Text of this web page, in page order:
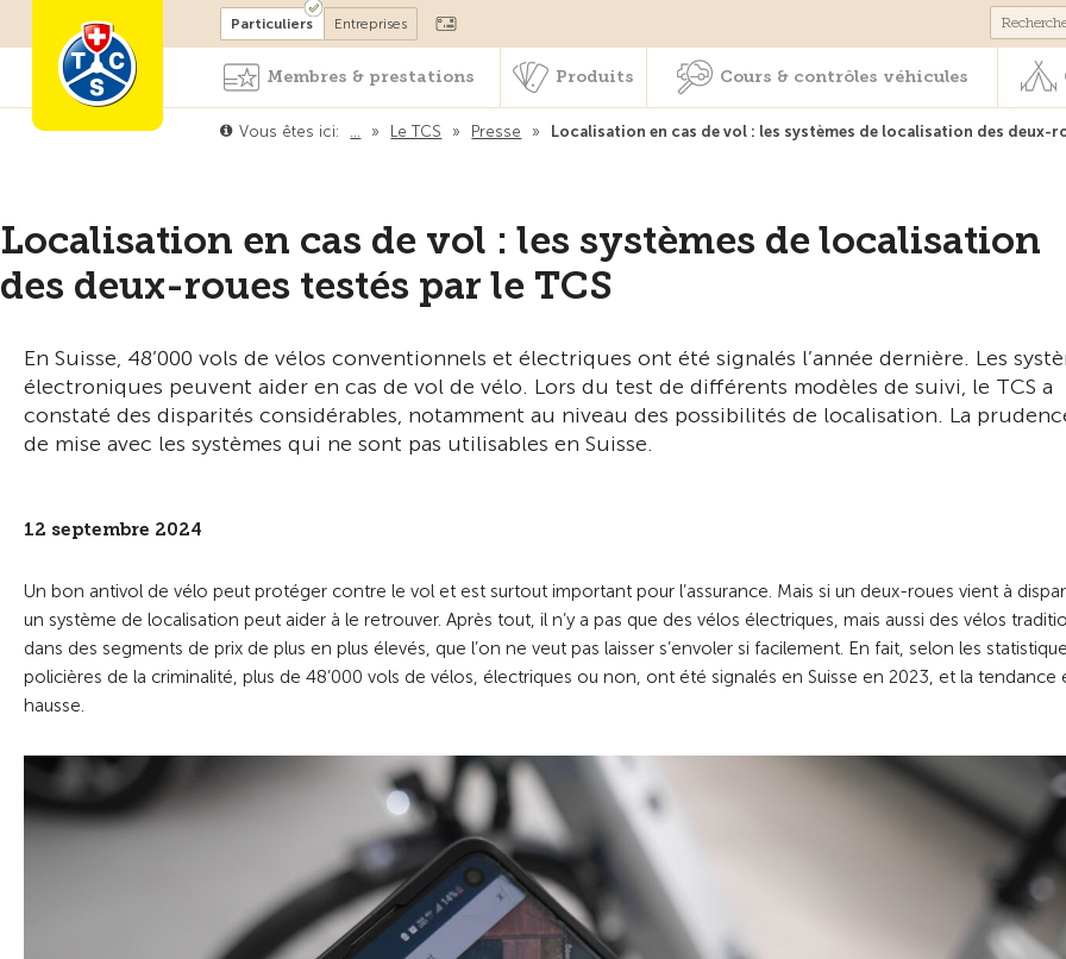
Devenir membre Cours & contrôles
Particuliers Entreprises
Membres & prestations Produits Cours & contrôles véhicules
Vous êtes ici: … » Le TCS » Presse » Localisation en cas de vol : les systèmes de localisation des deux-
Localisation en cas de vol : les systèmes de localisation
des deux-roues testés par le TCS
En Suisse, 48’000 vols de vélos conventionnels et électriques ont été signalés l’année dernière. Les
électroniques peuvent aider en cas de vol de vélo. Lors du test de différents modèles de suivi, le TCS a
constaté des disparités considérables, notamment au niveau des possibilités de localisation. La
de mise avec les systèmes qui ne sont pas utilisables en Suisse.
12 septembre 2024
Un bon antivol de vélo peut protéger contre le vol et est surtout important pour l’assurance. Mais si un deux-roues vient à
un système de localisation peut aider à le retrouver. Après tout, il n’y a pas que des vélos électriques, mais aussi des vélos
dans des segments de prix de plus en plus élevés, que l’on ne veut pas laisser s’envoler si facilement. En fait, selon les
policières de la criminalité, plus de 48’000 vols de vélos, électriques ou non, ont été signalés en Suisse en 2023, et la tendance
hausse.